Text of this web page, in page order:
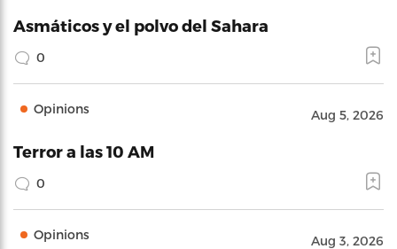
Asmáticos y el polvo del Sahara
0
Opinions Aug 5, 2026
Terror a las 10 AM
0
Opinions Aug 3, 2026